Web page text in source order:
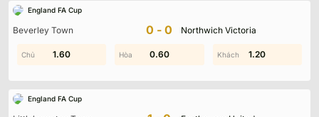
England FA Cup
Beverley Town 0-0 Northwich Victoria
0.70 1.00 1.20
1.60 0.60 1.20
England FA Cup